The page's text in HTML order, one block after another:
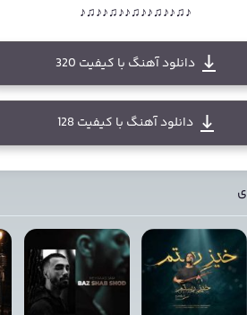
♪♫♪♪♫♪♪♫♪♪♫♪♪♫♪
دانلود آهنگ با کیفیت 320
دانلود آهنگ با کیفیت 128